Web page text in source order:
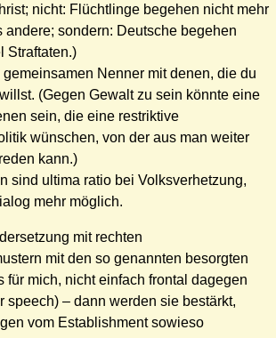
nicht: Flüchtlinge begehen nicht mehr
andere; sondern: Deutsche begehen
Straftaten.)
Nenner mit denen, die du
(Gegen Gewalt zu sein könnte eine
sein, die eine restriktive
wünschen, von der aus man weiter
kann.)
sind ultima ratio bei Volksverhetzung,
mehr möglich.
mit rechten
mit den so genannten besorgten
für mich, nicht einfach frontal dagegen
speech) – dann werden sie bestärkt,
vom Establishment sowieso